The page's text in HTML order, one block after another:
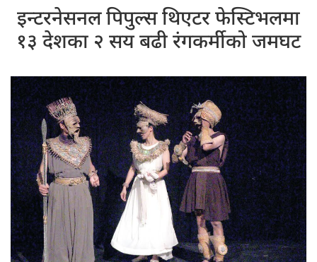
इन्टरनेसनल पिपुल्स थिएटर फेस्टिभलमा
१३ देशका २ सय बढी रंगकर्मीको जमघट